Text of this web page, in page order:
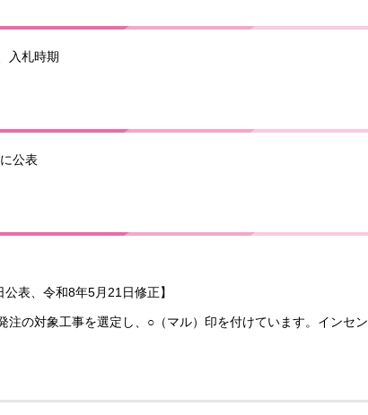
入札時期
公表
公表、令和8年5月21日修正】
の対象工事を選定し、○（マル）印を付けています。インセン